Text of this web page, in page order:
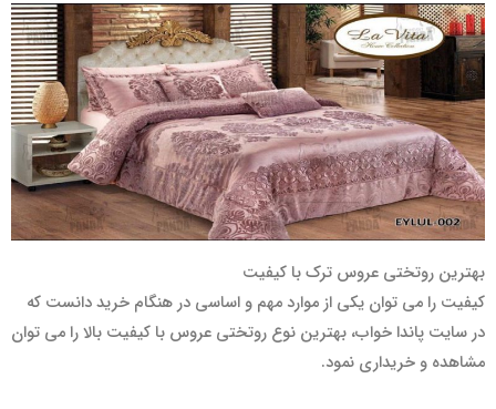
بهترین روتختی عروس ترک با کیفیت
کیفیت را می توان یکی از موارد مهم و اساسی در هنگام خرید دانست که
در سایت پاندا خواب، بهترین نوع روتختی عروس با کیفیت بالا را می توان
مشاهده و خریداری نمود.